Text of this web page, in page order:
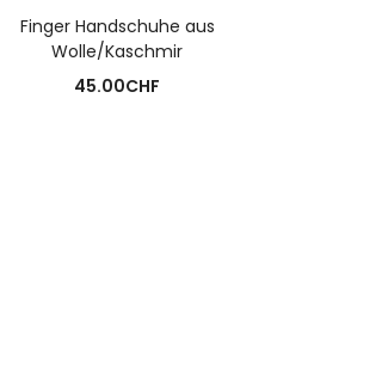
Finger Handschuhe aus
Wolle/Kaschmir
45.00CHF